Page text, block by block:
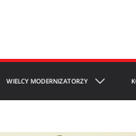
WIELCY MODERNIZATORZY